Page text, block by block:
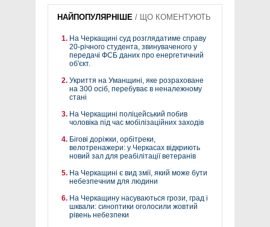
НАЙПОПУЛЯРНІШЕ / ЩО КОМЕНТУЮТЬ
На Черкащині суд розглядатиме справу
20-річного студента, звинуваченого у
передачі ФСБ даних про енергетичний
об'єкт.
Укриття на Уманщині, яке розраховане
на 300 осіб, перебуває в неналежному
стані
На Черкащині поліцейський побив
чоловіка під час мобілізаційних заходів
Бігові доріжки, орбітреки,
велотренажери: у Черкасах відкриють
новий зал для реабілітації ветеранів
На Черкащині є вид змії, який може бути
небезпечним для людини
На Черкащину насуваються грози, град і
шквали: синоптики оголосили жовтий
рівень небезпеки